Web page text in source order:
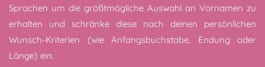
Sprachen um die größtmögliche Auswahl an Vornamen zu
erhalten und schränke diese nach deinen persönlichen
Wunsch-Kriterien (wie Anfangsbuchstabe, Endung oder
Länge) ein.